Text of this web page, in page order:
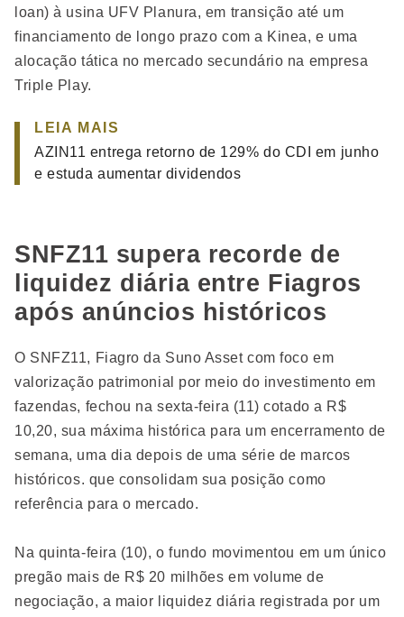
loan) à usina UFV Planura, em transição até um
financiamento de longo prazo com a Kinea, e uma
alocação tática no mercado secundário na empresa
Triple Play.
LEIA MAIS
AZIN11 entrega retorno de 129% do CDI em junho
e estuda aumentar dividendos
SNFZ11 supera recorde de
liquidez diária entre Fiagros
após anúncios históricos
O SNFZ11, Fiagro da Suno Asset com foco em
valorização patrimonial por meio do investimento em
fazendas, fechou na sexta-feira (11) cotado a R$
10,20, sua máxima histórica para um encerramento de
semana, uma dia depois de uma série de marcos
históricos. que consolidam sua posição como
referência para o mercado.
Na quinta-feira (10), o fundo movimentou em um único
pregão mais de R$ 20 milhões em volume de
negociação, a maior liquidez diária registrada por um